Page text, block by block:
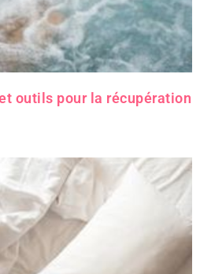
outils pour la récupération